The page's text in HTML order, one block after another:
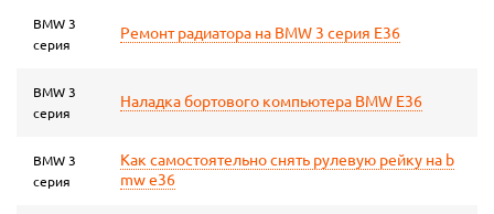
BMW 3
серия
Ремонт радиатора на BMW 3 серия E36
BMW 3
серия
Наладка бортового компьютера BMW E36
BMW 3
серия
Как самостоятельно снять рулевую рейку на b
mw e36